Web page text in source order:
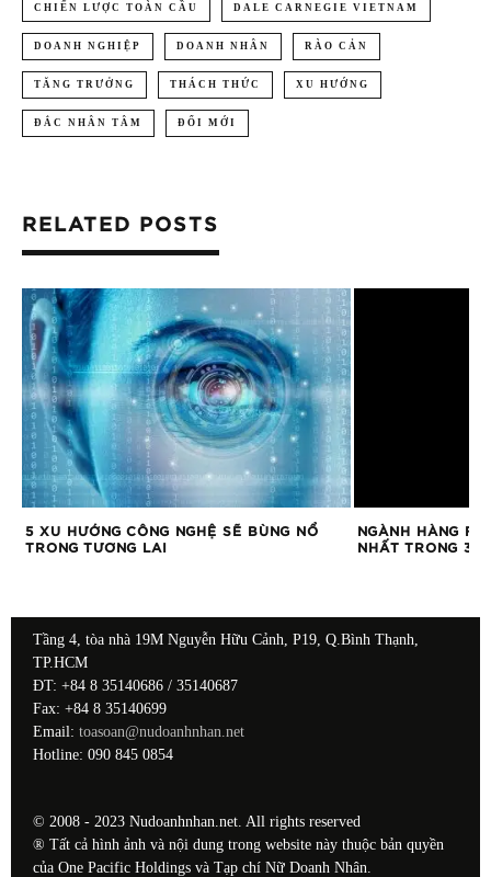
CHIẾN LƯỢC TOÀN CẦU DALE CARNEGIE VIETNAM
DOANH NGHIỆP DOANH NHÂN RÀO CẢN
TĂNG TRƯỞNG THÁCH THỨC XU HƯỚNG
ĐẮC NHÂN TÂM ĐỔI MỚI
RELATED POSTS
5 XU HƯỚNG CÔNG NGHỆ SẼ BÙNG NỔ
TRONG TƯƠNG LAI
NGÀNH HÀNG
NHẤT TRONG 3
Tầng 4, tòa nhà 19M Nguyễn Hữu Cảnh, P19, Q.Bình Thạnh,
TP.HCM
ĐT: +84 8 35140686 / 35140687
Fax: +84 8 35140699
Email: toasoan@nudoanhnhan.net
Hotline: 090 845 0854
© 2008 - 2023 Nudoanhnhan.net. All rights reserved
® Tất cả hình ảnh và nội dung trong website này thuộc bản quyền
của One Pacific Holdings và Tạp chí Nữ Doanh Nhân.